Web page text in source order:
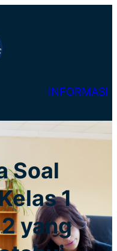
INFORMASI
Soal
1
yang